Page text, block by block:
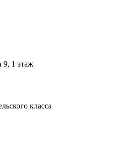
9, 1 этаж
класса